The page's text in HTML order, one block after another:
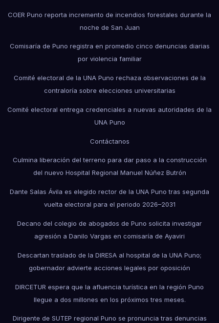
COER Puno reporta incremento de incendios forestales durante la
noche de San Juan
Comisaría de Puno registra en promedio cinco denuncias diarias
por violencia familiar
Comité electoral de la UNA Puno rechaza observaciones de la
contraloría sobre elecciones universitarias
Comité electoral entrega credenciales a nuevas autoridades de la
UNA Puno
Contáctanos
Culmina liberación del terreno para dar paso a la construcción
del nuevo Hospital Regional Manuel Núñez Butrón
Dante Salas Ávila es elegido rector de la UNA Puno tras segunda
vuelta electoral para el periodo 2026–2031
Decano del colegio de abogados de Puno solicita investigar
agresión a Danilo Vargas en comisaría de Ayaviri
Descartan traslado de la DIRESA al hospital de la UNA Puno;
gobernador advierte acciones legales por oposición
DIRCETUR espera que la afluencia turística en la región Puno
llegue a dos millones en los próximos tres meses.
Dirigente de SUTEP regional Puno se pronuncia tras denuncias